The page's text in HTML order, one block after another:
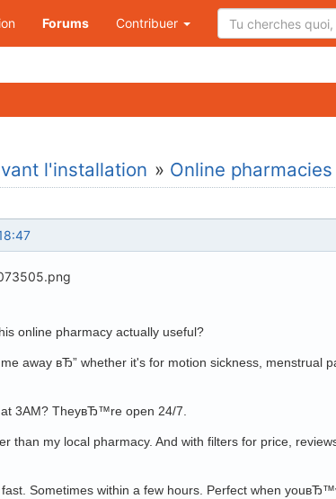
Forums Contribuer
l'installation » Online
online pharmacy actually useful?
away вЂ” whether it's for motion sickness, menstrual
3AM? TheyвЂ™re open 24/7.
than my local pharmacy. And with filters for price,
fast. Sometimes within a few hours. Perfect when